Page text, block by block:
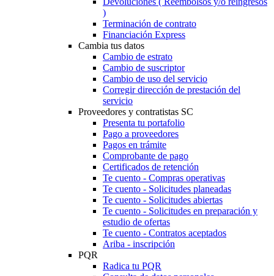
)
Terminación de contrato
Financiación Express
Cambia tus datos
Cambio de estrato
Cambio de suscriptor
Cambio de uso del servicio
Corregir dirección de prestación del
servicio
Proveedores y contratistas SC
Presenta tu portafolio
Pago a proveedores
Pagos en trámite
Comprobante de pago
Certificados de retención
Te cuento - Compras operativas
Te cuento - Solicitudes planeadas
Te cuento - Solicitudes abiertas
Te cuento - Solicitudes en preparación y
estudio de ofertas
Te cuento - Contratos aceptados
Ariba - inscripción
PQR
Radica tu PQR